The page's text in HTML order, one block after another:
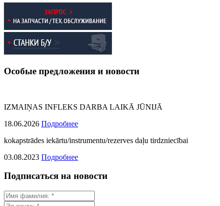
Особые предложения и новости
IZMAIŅAS INFLEKS DARBA LAIKĀ JŪNIJĀ
18.06.2026 Подробнее
kokapstrādes iekārtu/instrumentu/rezerves daļu tirdzniecībai
03.08.2023 Подробнее
Подписаться на новости